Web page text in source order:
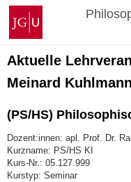
Zum
Inhalt
springen
Johannes
Gutenberg-
Universität
Mainz
Aktuelle
Meinard Kuhlmann
(PS/HS)
Dozent:innen: apl. Prof. Dr.
Kurzname: PS/HS KI
Kurs-Nr.: 05.127.999
Kurstyp: Seminar